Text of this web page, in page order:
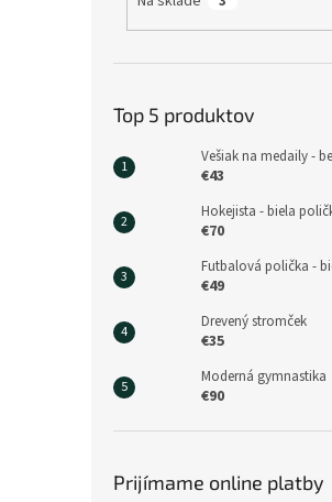
Top 5 produktov
Vešiak na medaily -
€43
Hokejista - biela
€70
Futbalová polička -
€49
Drevený stromček
€35
Moderná gymnastika
€90
Prijímame online platby